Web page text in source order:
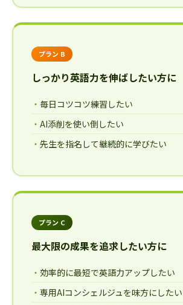
プラン B
しっかり英語力を伸ばしたい方に
毎日コツコツ練習したい
AI添削を使い倒したい
先生を指名して継続的に学びたい
プラン C
最大限の成果を追求したい方に
効率的に最短で英語力アップしたい
専用AIコンシェルジュを味方にしたい